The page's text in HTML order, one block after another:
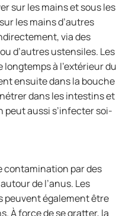
sur les mains et sous les
les mains d’autres
via des
d’autres ustensiles. Les
à l’extérieur du
ensuite dans la bouche
dans les intestins et
peut aussi s’infecter soi-
contamination par des
de l’anus. Les
peuvent également être
À force de se gratter, la